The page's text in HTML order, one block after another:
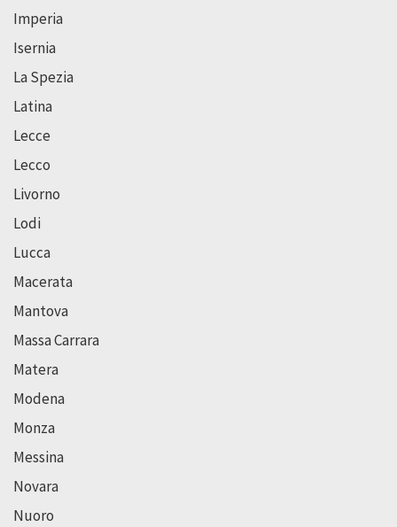
Imperia
Isernia
La Spezia
Latina
Lecce
Lecco
Livorno
Lodi
Lucca
Macerata
Mantova
Massa Carrara
Matera
Modena
Monza
Messina
Novara
Nuoro